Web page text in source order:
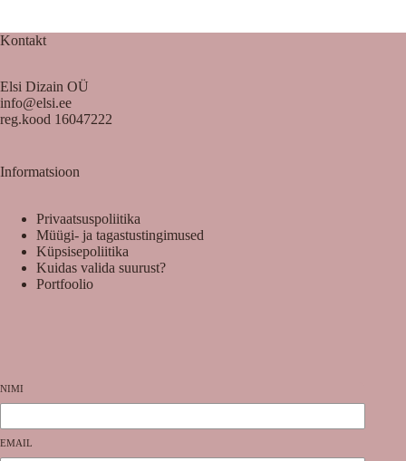
Kontakt
Elsi Dizain OÜ
info@elsi.ee
reg.kood 16047222
Informatsioon
Privaatsuspoliitika
Müügi- ja tagastustingimused
Küpsisepoliitika
Kuidas valida suurust?
Portfoolio
NIMI
EMAIL